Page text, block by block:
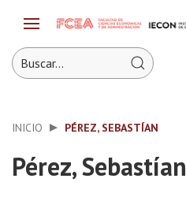
INICIO PÉREZ, SEBASTÍAN
Pérez, Sebastían